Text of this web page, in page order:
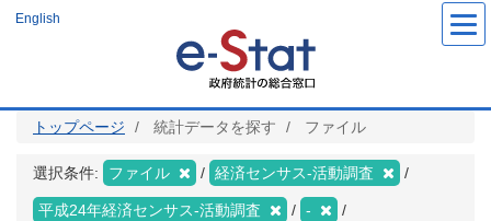
ツ
English
トップページ 統計データを探す ファイル
選択条件: ファイル 経済センサス‐活動調査
平成24年経済センサス‐活動調査 -